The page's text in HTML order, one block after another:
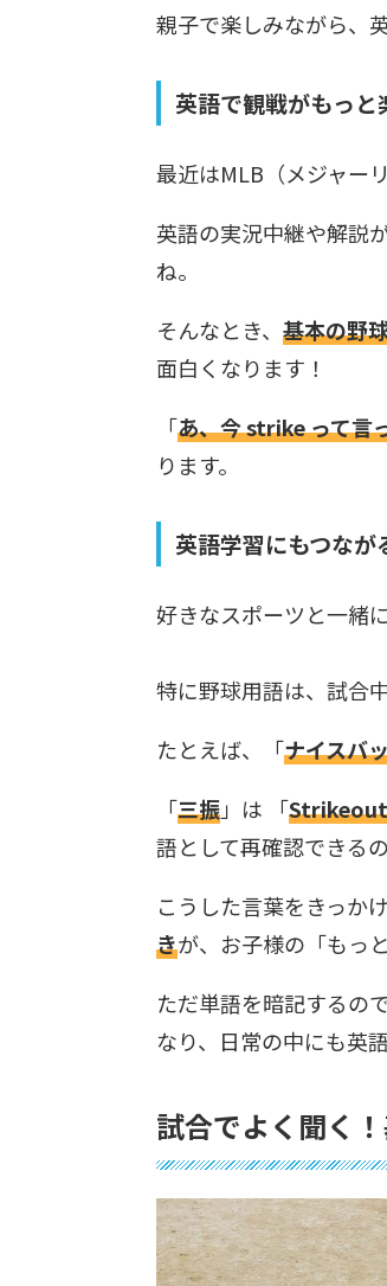
親子で楽しみながら、
英語で観戦がもっと
最近はMLB（メジャー
英語の実況中継や解説
ね。
そんなとき、 基本の野
面白くなります！
「あ、今 strike って言
ります。
英語学習にもつな
好きなスポーツと一緒
特に野球用語は、試合
たとえば、「ナイスバ
「三振」は 「Strikeout
語として再確認できるの
こうした言葉をきっか
きが、お子様の「もっ
ただ単語を暗記するので
なり、日常の中にも英
試合でよく聞く